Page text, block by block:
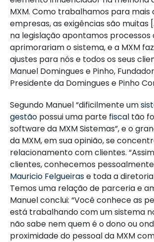
MXM. Como trabalhamos para mais
empresas, as exigências são muitas
na legislação apontamos processos
aprimorariam o sistema, e a MXM
ajustes para nós e todos os seus
Manuel Domingues e Pinho,
Presidente da Domingues e Pinho
Segundo Manuel “dificilmente um
gestão possui uma parte fiscal tão
software da MXM Sistemas”, e o
da MXM, em sua opinião, se
relacionamento com clientes.
clientes, conhecemos
Mauricio Felgueirase toda a
Temos uma relação de parceria e
Manuel conclui: “Você conhece as
está trabalhando com um sistema
não sabe nem quem é o dono ou
proximidade do pessoal da MXM